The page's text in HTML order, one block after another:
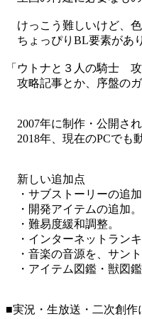
けっこう難しいけど、色
ちょっぴりBL要素があ
「ウトナと３人の騎士
攻略記事とか、序盤のガ
2007年に制作・公開され
2018年、現在のPCでも
新しい追加点
・サブストーリーの追加
・開発アイテムの追加。
・難易度緩和調整。
・インターネットランキ
・音楽の音源を、サント
・アイテム図鑑・獣図鑑
■実況・生放送・二次創作